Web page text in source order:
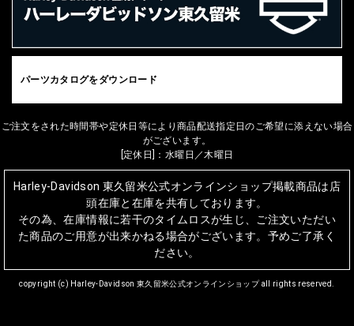
パーツカタログをダウンロード
ご注文をされた時間帯や定休日等により商品配送指定日のご希望に添えない場合
がございます。
[定休日]：水曜日／木曜日
Harley-Davidson 東久留米公式オンラインショップ掲載商品は店
頭在庫と在庫を共有しております。
その為、在庫情報に若干のタイムロスが生じ、ご注文いただい
た商品のご用意が出来かねる場合がございます。予めご了承く
ださい。
copyright (c) Harley-Davidson 東久留米公式オンラインショップ all rights reserved.